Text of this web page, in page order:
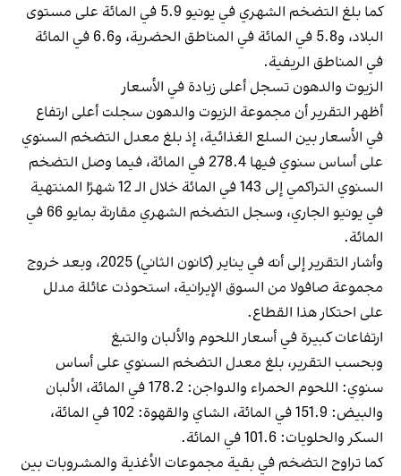
كما بلغ التضخم الشهري في يونيو 5.9 في المائة على مستوى
البلاد، و5.8 في المائة في المناطق الحضرية، و6.6 في المائة
في المناطق الريفية.
الزيوت والدهون تسجل أعلى زيادة في الأسعار
أظهر التقرير أن مجموعة الزيوت والدهون سجلت أعلى ارتفاع
في الأسعار بين السلع الغذائية، إذ بلغ معدل التضخم السنوي
على أساس سنوي فيها 278.4 في المائة، فيما وصل التضخم
السنوي التراكمي إلى 143 في المائة خلال الـ 12 شهرًا المنتهية
في يونيو الجاري، وسجل التضخم الشهري مقارنة بمايو 66 في
المائة.
وأشار التقرير إلى أنه في يناير (كانون الثاني) 2025، وبعد خروج
مجموعة صافولا من السوق الإيرانية، استحوذت عائلة مدلل
على احتكار هذا القطاع.
ارتفاعات كبيرة في أسعار اللحوم والألبان والتبغ
وبحسب التقرير، بلغ معدل التضخم السنوي على أساس
سنوي: اللحوم الحمراء والدواجن: 178.2 في المائة، الألبان
والبيض: 151.9 في المائة، الشاي والقهوة: 102 في المائة،
السكر والحلويات: 101.6 في المائة.
كما تراوح التضخم في بقية مجموعات الأغذية والمشروبات بين